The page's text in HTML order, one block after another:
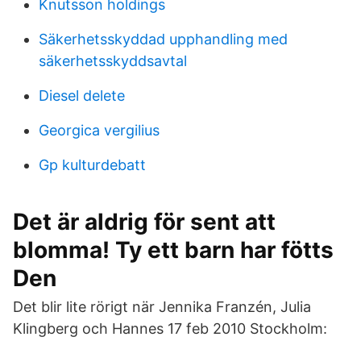
Knutsson holdings
Säkerhetsskyddad upphandling med
säkerhetsskyddsavtal
Diesel delete
Georgica vergilius
Gp kulturdebatt
Det är aldrig för sent att
blomma! Ty ett barn har fötts
Den
Det blir lite rörigt när Jennika Franzén, Julia
Klingberg och Hannes 17 feb 2010 Stockholm: